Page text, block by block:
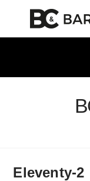
Eleventy-2